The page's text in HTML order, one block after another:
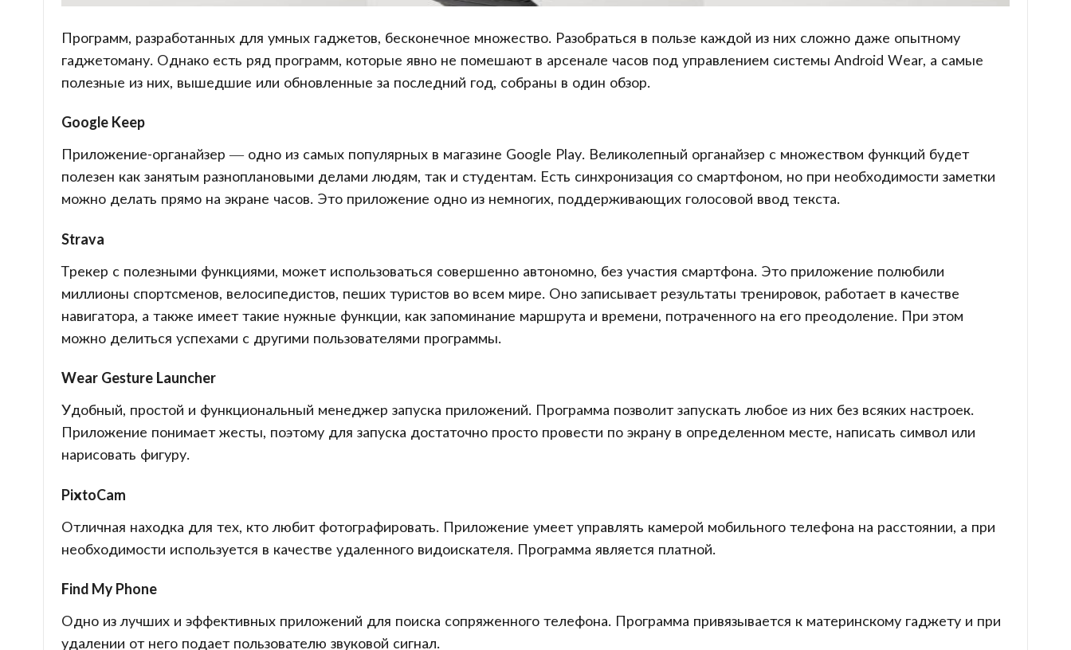
Программ, разработанных для умных гаджетов, бесконечное множество. Разобраться в пользе каждой из них сложно даже опытному
гаджетоману. Однако есть ряд программ, которые явно не помешают в арсенале часов под управлением системы Android Wear, а самые
полезные из них, вышедшие или обновленные за последний год, собраны в один обзор.
Google Keep
Приложение-органайзер — одно из самых популярных в магазине Google Play. Великолепный органайзер с множеством функций будет
полезен как занятым разноплановыми делами людям, так и студентам. Есть синхронизация со смартфоном, но при необходимости заметки
можно делать прямо на экране часов. Это приложение одно из немногих, поддерживающих голосовой ввод текста.
Strava
Трекер с полезными функциями, может использоваться совершенно автономно, без участия смартфона. Это приложение полюбили
миллионы спортсменов, велосипедистов, пеших туристов во всем мире. Оно записывает результаты тренировок, работает в качестве
навигатора, а также имеет такие нужные функции, как запоминание маршрута и времени, потраченного на его преодоление. При этом
можно делиться успехами с другими пользователями программы.
Wear Gesture Launcher
Удобный, простой и функциональный менеджер запуска приложений. Программа позволит запускать любое из них без всяких настроек.
Приложение понимает жесты, поэтому для запуска достаточно просто провести по экрану в определенном месте, написать символ или
нарисовать фигуру.
PixtoCam
Отличная находка для тех, кто любит фотографировать. Приложение умеет управлять камерой мобильного телефона на расстоянии, а при
необходимости используется в качестве удаленного видоискателя. Программа является платной.
Find My Phone
Одно из лучших и эффективных приложений для поиска сопряженного телефона. Программа привязывается к материнскому гаджету и при
удалении от него подает пользователю звуковой сигнал.